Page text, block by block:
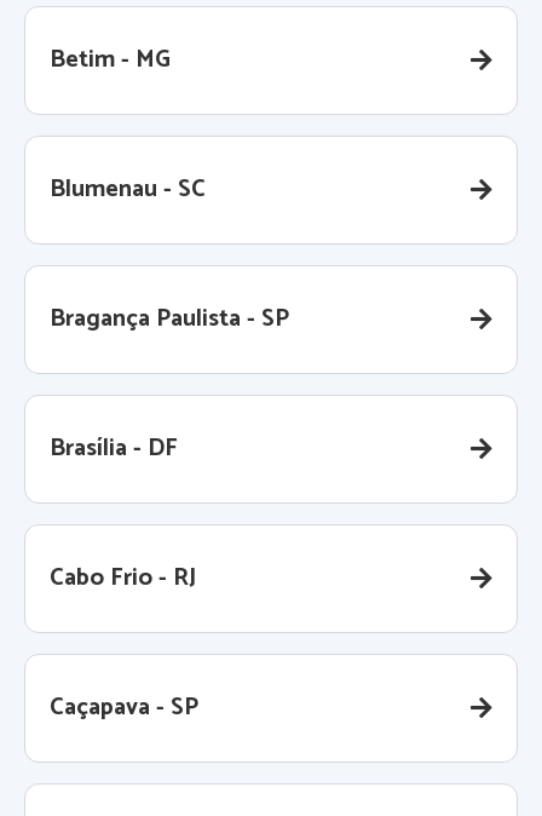
Betim - MG
Blumenau - SC
Bragança Paulista - SP
Brasília - DF
Cabo Frio - RJ
Caçapava - SP